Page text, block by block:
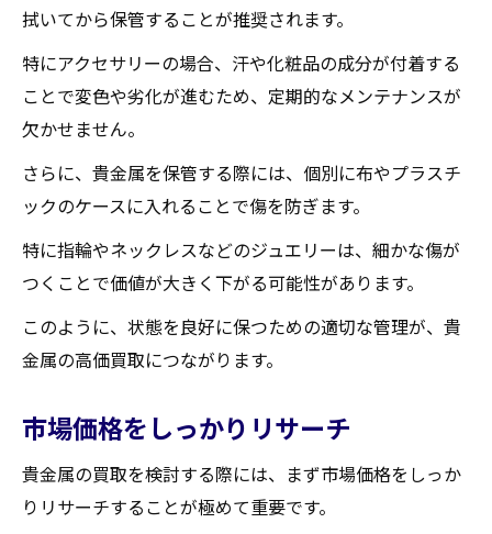
拭いてから保管することが推奨されます。
特にアクセサリーの場合、汗や化粧品の成分が付着する
ことで変色や劣化が進むため、定期的なメンテナンスが
欠かせません。
さらに、貴金属を保管する際には、個別に布やプラスチ
ックのケースに入れることで傷を防ぎます。
特に指輪やネックレスなどのジュエリーは、細かな傷が
つくことで価値が大きく下がる可能性があります。
このように、状態を良好に保つための適切な管理が、貴
金属の高価買取につながります。
市場価格をしっかりリサーチ
貴金属の買取を検討する際には、まず市場価格をしっか
りリサーチすることが極めて重要です。